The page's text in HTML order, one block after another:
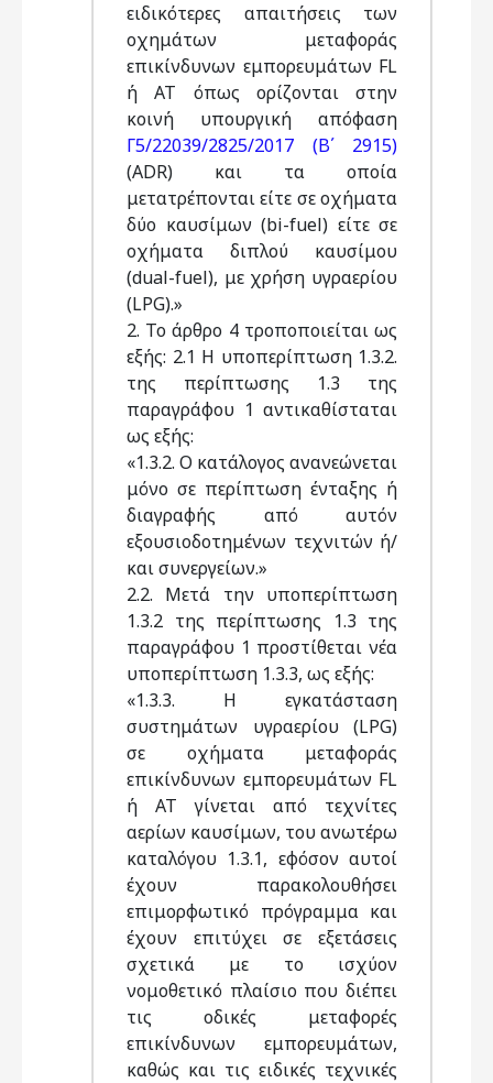
ειδικότερες απαιτήσεις των
οχημάτων μεταφοράς
επικίνδυνων εμπορευμάτων FL
ή AT όπως ορίζονται στην
κοινή υπουργική απόφαση
Γ5/22039/2825/2017 (Β΄ 2915)
(ADR) και τα οποία
μετατρέπονται είτε σε οχήματα
δύο καυσίμων (bi-fuel) είτε σε
οχήματα διπλού καυσίμου
(dual-fuel), με χρήση υγραερίου
(LPG).»
2. Το άρθρο 4 τροποποιείται ως
εξής: 2.1 Η υποπερίπτωση 1.3.2.
της περίπτωσης 1.3 της
παραγράφου 1 αντικαθίσταται
ως εξής:
«1.3.2. Ο κατάλογος ανανεώνεται
μόνο σε περίπτωση ένταξης ή
διαγραφής από αυτόν
εξουσιοδοτημένων τεχνιτών ή/
και συνεργείων.»
2.2. Μετά την υποπερίπτωση
1.3.2 της περίπτωσης 1.3 της
παραγράφου 1 προστίθεται νέα
υποπερίπτωση 1.3.3, ως εξής:
«1.3.3. Η εγκατάσταση
συστημάτων υγραερίου (LPG)
σε οχήματα μεταφοράς
επικίνδυνων εμπορευμάτων FL
ή AT γίνεται από τεχνίτες
αερίων καυσίμων, του ανωτέρω
καταλόγου 1.3.1, εφόσον αυτοί
έχουν παρακολουθήσει
επιμορφωτικό πρόγραμμα και
έχουν επιτύχει σε εξετάσεις
σχετικά με το ισχύον
νομοθετικό πλαίσιο που διέπει
τις οδικές μεταφορές
επικίνδυνων εμπορευμάτων,
καθώς και τις ειδικές τεχνικές